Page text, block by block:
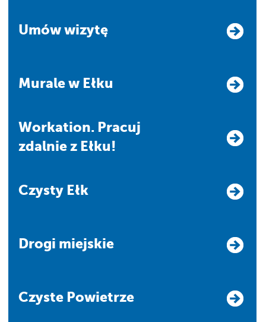
Umów wizytę
Murale w Ełku
Workation. Pracuj
zdalnie z Ełku!
Czysty Ełk
Drogi miejskie
Czyste Powietrze